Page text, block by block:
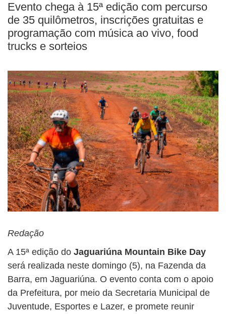
Evento chega à 15ª edição com percurso
de 35 quilômetros, inscrições gratuitas e
programação com música ao vivo, food
trucks e sorteios
Redação
A 15ª edição do Jaguariúna Mountain Bike Day
será realizada neste domingo (5), na Fazenda da
Barra, em Jaguariúna. O evento conta com o apoio
da Prefeitura, por meio da Secretaria Municipal de
Juventude, Esportes e Lazer, e promete reunir